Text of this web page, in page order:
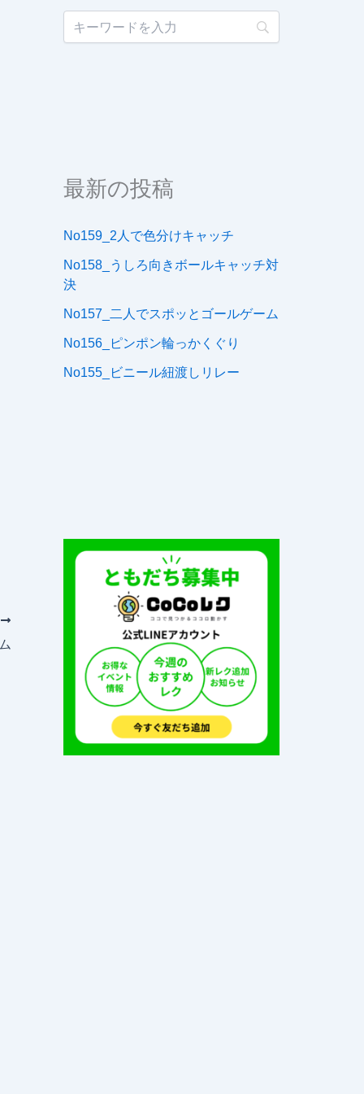
最新の投稿
No159_2人で色分けキャッチ
No158_うしろ向きボールキャッチ対
決
No157_二人でスポッとゴールゲーム
No156_ピンポン輪っかくぐり
No155_ビニール紐渡しリレー